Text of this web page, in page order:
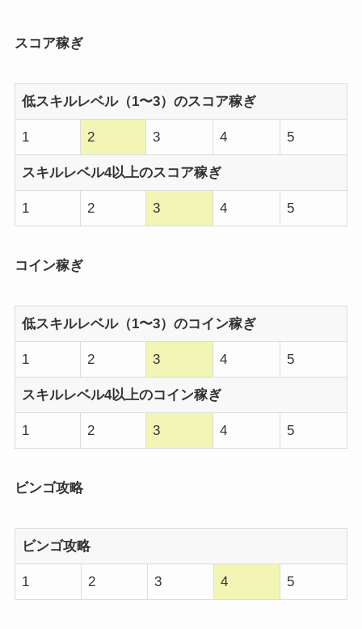
スコア稼ぎ
低スキルレベル（1〜3）のスコア稼ぎ
1 2 3 4 5
スキルレベル4以上のスコア稼ぎ
1 2 3 4 5
コイン稼ぎ
低スキルレベル（1〜3）のコイン稼ぎ
1 2 3 4 5
スキルレベル4以上のコイン稼ぎ
1 2 3 4 5
ビンゴ攻略
ビンゴ攻略
1 2 3 4 5